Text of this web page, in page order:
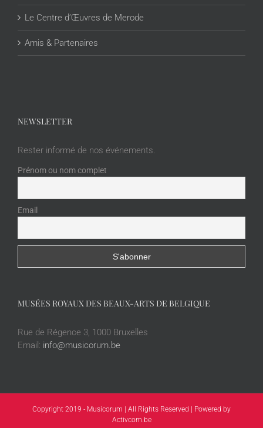
Le Centre d’Œuvres de Merode
Amis & Partenaires
NEWSLETTER
Rester informé de nos événements.
Prénom ou nom complet
Email
MUSÉES ROYAUX DES BEAUX-ARTS DE BELGIQUE
Rue de Régence 3, 1000 Bruxelles
Email: info@musicorum.be
Copyright 2019 - Musicorum | All Rights Reserved | Powered by
Activcom.be